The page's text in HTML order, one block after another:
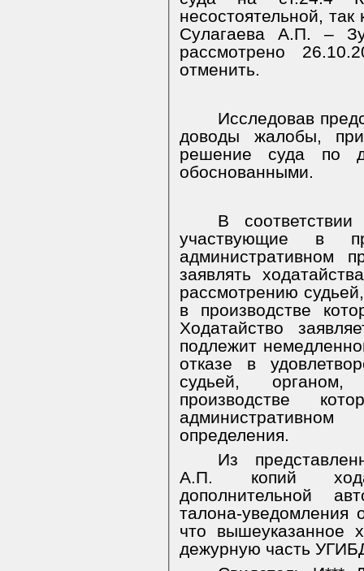
несостоятельной, так
Сулагаева А.П. –
рассмотрено
отменить.
Исследовав
доводы жалобы,
решение суда по
обоснованными.
В
участвующие в
административном
заявлять
рассмотрению
в производстве
Ходатайство
подлежит
отказе в
судьей,
производстве
определения.
Из
А.П. копий
дополнительной
талона-уведомления
что вышеуказанное
дежурную часть